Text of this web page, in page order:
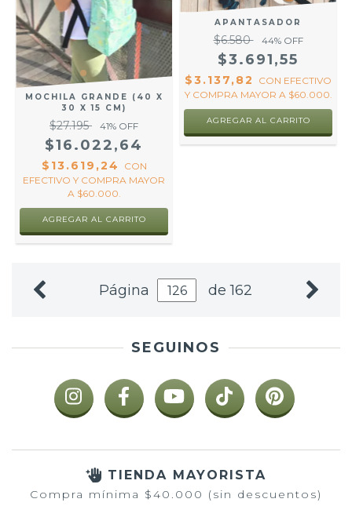
MOCHILA GRANDE (40 X
30 X 15 CM)
$27.195 41% OFF
$16.022,64
$13.619,24
CON
EFECTIVO Y COMPRA MAYOR
A $60.000.
AGREGAR AL CARRITO
APANTASADOR
$6.580 44% OFF
$3.691,55
$3.137,82 CON EFECTIVO
Y COMPRA MAYOR A $60.000.
AGREGAR AL CARRITO
Página de 162
SEGUINOS
TIENDA MAYORISTA
Compra mínima $40.000 (sin descuentos)